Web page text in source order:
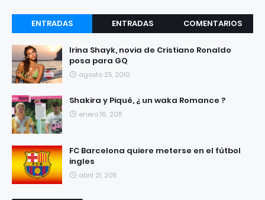
ENTRADAS
RECIENTES
ENTRADAS
COMENTARIOS
Irina Shayk, novia de Cristiano Ronaldo
posa para GQ
agosto 25, 2010
Shakira y Piqué, ¿ un waka Romance ?
enero 16, 2011
FC Barcelona quiere meterse en el fútbol
ingles
abril 21, 2011